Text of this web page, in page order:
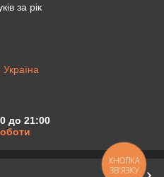
за рік
до 21:00
КНОПКА
ЗВ'ЯЗКУ